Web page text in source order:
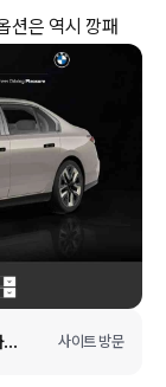
션은 역시 깡패
BMW, 플래그십 세단 7시리즈 샵 온라인에서 사전 예약 실시 사이트 방문